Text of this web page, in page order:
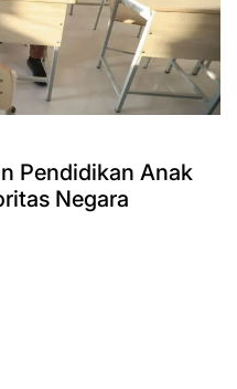
Pendidikan Anak
Negara